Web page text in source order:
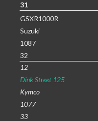
31
GSXR1000R
Suzuki
1087
32
12
Dink Street 125
Kymco
1077
33